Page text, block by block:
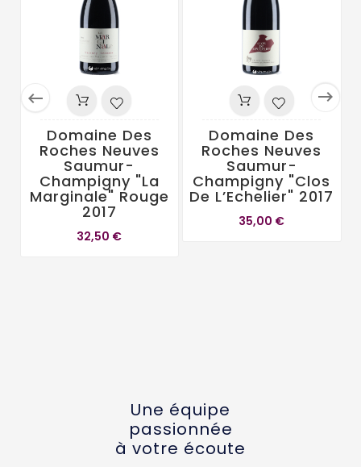
 
Domaine Des
Roches Neuves
Saumur-
Champigny "La
Marginale" Rouge
2017
32,50 €
Domaine Des
Roches Neuves
Saumur-
Champigny "Clos
De L’Echelier" 2017
35,00 €
Une équipe
passionnée
à votre écoute